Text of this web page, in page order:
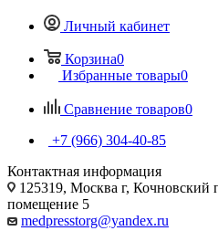
Личный кабинет
Корзина0
Избранные товары0
Сравнение товаров0
+7 (966) 304-40-85
Контактная информация
125319, Москва г, Кочновский
помещение 5
medpresstorg@yandex.ru